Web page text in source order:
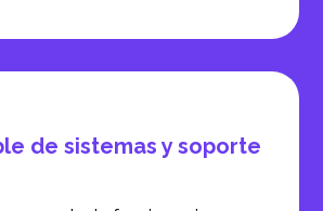
de sistemas y soporte